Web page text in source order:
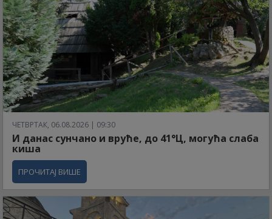
ЧЕТВРТАК, 06.08.2026 | 09:30
И данас сунчано и вруће, до 41°Ц, могућа слаба
киша
ПРОЧИТАЈ ВИШЕ